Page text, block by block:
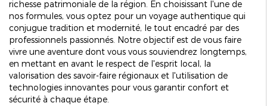
richesse patrimoniale de la région. En choisissant l'une de
nos formules, vous optez pour un voyage authentique qui
conjugue tradition et modernité, le tout encadré par des
professionnels passionnés. Notre objectif est de vous faire
vivre une aventure dont vous vous souviendrez longtemps,
en mettant en avant le respect de l'esprit local, la
valorisation des savoir-faire régionaux et l'utilisation de
technologies innovantes pour vous garantir confort et
sécurité à chaque étape.